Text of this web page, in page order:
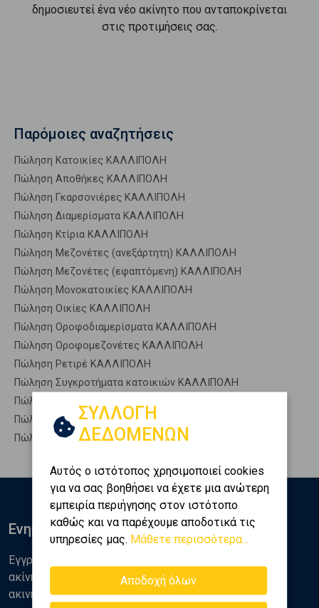
δημοσιευτεί ένα νέο ακίνητο που ανταποκρίνεται
στις προτιμήσεις σας.
Παρόμοιες αναζητήσεις
Πώληση Κατοικίες ΚΑΛΛΙΠΟΛΗ
Πώληση Αποθήκες ΚΑΛΛΙΠΟΛΗ
Πώληση Γκαρσονιέρες ΚΑΛΛΙΠΟΛΗ
Πώληση Διαμερίσματα ΚΑΛΛΙΠΟΛΗ
Πώληση Κτίρια ΚΑΛΛΙΠΟΛΗ
Πώληση Μεζονέτες (ανεξάρτητη) ΚΑΛΛΙΠΟΛΗ
Πώληση Μεζονέτες (εφαπτόμενη) ΚΑΛΛΙΠΟΛΗ
Πώληση Μονοκατοικίες ΚΑΛΛΙΠΟΛΗ
Πώληση Οικίες ΚΑΛΛΙΠΟΛΗ
Πώληση Οροφοδιαμερίσματα ΚΑΛΛΙΠΟΛΗ
Πώληση Οροφομεζονέτες ΚΑΛΛΙΠΟΛΗ
Πώληση Ρετιρέ ΚΑΛΛΙΠΟΛΗ
Πώληση Συγκροτήματα κατοικιών ΚΑΛΛΙΠΟΛΗ
Πώληση Υπόγεια ΚΑΛΛΙΠΟΛΗ
Πώληση Υπόσκαφα ΚΑΛΛΙΠΟΛΗ
Πώληση Υπολ. υψουν ΚΑΛΛΙΠΟΛΗ
ΣΥΛΛΟΓΗ
ΔΕΔΟΜΕΝΩΝ
Αυτός ο ιστότοπος χρησιμοποιεί cookies
για να σας βοηθήσει να έχετε μια ανώτερη
εμπειρία περιήγησης στον ιστότοπο
καθώς και να παρέχουμε αποδοτικά τις
υπηρεσίες μας. Μάθετε περισσότερα...
Αποδοχή όλων
Ενημερωθείτε
Εγγραφείτε στο newsletter της Golden Home για νέα
ακίνητα, αναλύσεις και διάφορα θέματα της αγοράς
ακινήτων